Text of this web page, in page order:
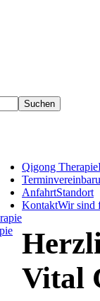
Qigong Therapie
AnfahrtStandort
KontaktWir sind
Vital